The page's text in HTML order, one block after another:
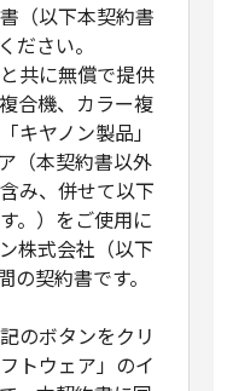
（以下本契約書
ださい。
共に無償で提供
合機、カラー複
キヤノン製品」
（本契約書以外
み、併せて以下
。）をご使用に
株式会社（以下
契約書です。
のボタンをクリ
トウェア」のイ